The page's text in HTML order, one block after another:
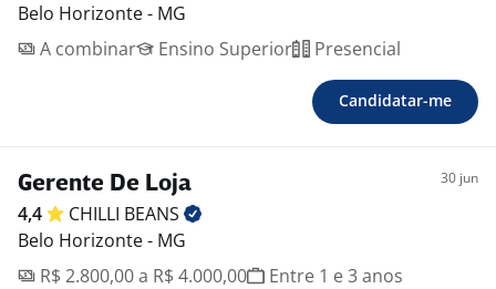
Belo Horizonte - MG
A combinar
Ensino Superior Presencial
Candidatar-me
Gerente De Loja 30 jun
4,4 CHILLI BEANS
Belo Horizonte - MG
R$ 2.800,00 a R$ 4.000,00
Entre 1 e 3 anos